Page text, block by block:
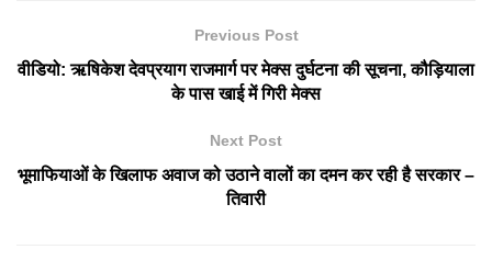
Previous Post
वीडियो: ऋषिकेश देवप्रयाग राजमार्ग पर मेक्स दुर्घटना की सूचना, कौड़ियाला
के पास खाई में गिरी मेक्स
Next Post
भूमाफियाओं के खिलाफ अवाज को उठाने वालों का दमन कर रही है सरकार –
तिवारी